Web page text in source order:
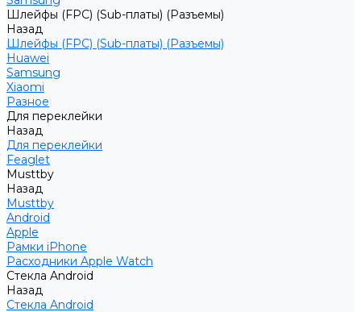
Шлейфы (FPC) (Sub-платы) (Разъемы)
Назад
Шлейфы (FPC) (Sub-платы) (Разъемы)
Huawei
Samsung
Xiaomi
Разное
Для переклейки
Назад
Для переклейки
Feaglet
Musttby
Назад
Musttby
Android
Apple
Рамки iPhone
Расходники Apple Watch
Стекла Android
Назад
Стекла Android